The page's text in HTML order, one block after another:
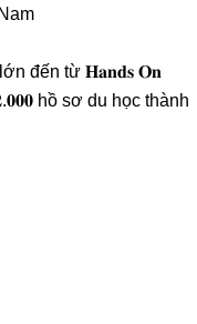
đến từ 𝐇𝐚𝐧𝐝𝐬 𝐎𝐧
hồ sơ du học thành